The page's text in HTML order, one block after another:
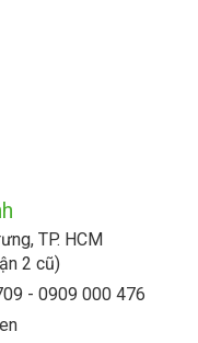
TP. HCM
2 cũ)
- 0909 000 476